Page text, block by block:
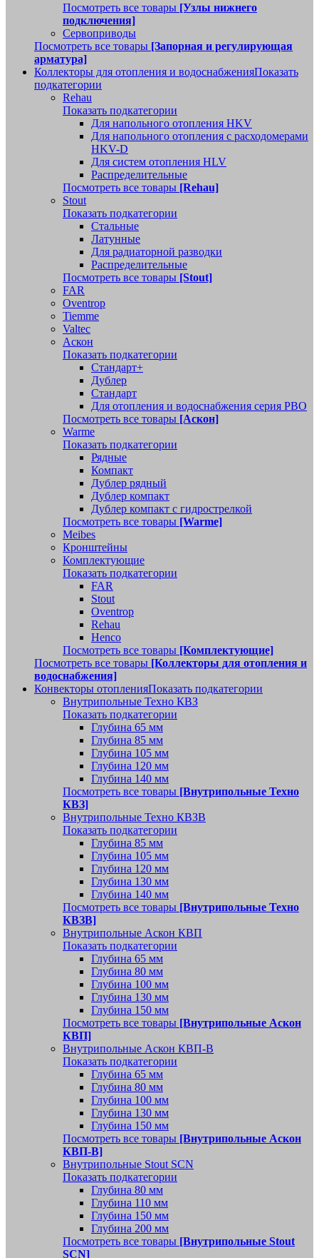
Посмотреть все товары [Узлы нижнего
подключения]
Сервоприводы
Посмотреть все товары [Запорная и регулирующая
арматура]
Коллекторы для отопления и водоснабженияПоказать
подкатегории
Rehau
Показать подкатегории
Для напольного отопления HKV
Для напольного отопления с расходомерами
HKV-D
Для систем отопления HLV
Распределительные
Посмотреть все товары [Rehau]
Stout
Показать подкатегории
Стальные
Латунные
Для радиаторной разводки
Распределительные
Посмотреть все товары [Stout]
FAR
Oventrop
Tiemme
Valtec
Аскон
Показать подкатегории
Стандарт+
Дублер
Стандарт
Для отопления и водоснабжения серия РВО
Посмотреть все товары [Аскон]
Warme
Показать подкатегории
Рядные
Компакт
Дублер рядный
Дублер компакт
Дублер компакт с гидрострелкой
Посмотреть все товары [Warme]
Meibes
Кронштейны
Комплектующие
Показать подкатегории
FAR
Stout
Oventrop
Rehau
Henco
Посмотреть все товары [Комплектующие]
Посмотреть все товары [Коллекторы для отопления и
водоснабжения]
Конвекторы отопленияПоказать подкатегории
Внутрипольные Техно КВЗ
Показать подкатегории
Глубина 65 мм
Глубина 85 мм
Глубина 105 мм
Глубина 120 мм
Глубина 140 мм
Посмотреть все товары [Внутрипольные Техно
КВЗ]
Внутрипольные Техно КВЗВ
Показать подкатегории
Глубина 85 мм
Глубина 105 мм
Глубина 120 мм
Глубина 130 мм
Глубина 140 мм
Посмотреть все товары [Внутрипольные Техно
КВЗВ]
Внутрипольные Аскон КВП
Показать подкатегории
Глубина 65 мм
Глубина 80 мм
Глубина 100 мм
Глубина 130 мм
Глубина 150 мм
Посмотреть все товары [Внутрипольные Аскон
КВП]
Внутрипольные Аскон КВП-В
Показать подкатегории
Глубина 65 мм
Глубина 80 мм
Глубина 100 мм
Глубина 130 мм
Глубина 150 мм
Посмотреть все товары [Внутрипольные Аскон
КВП-В]
Внутрипольные Stout SCN
Показать подкатегории
Глубина 80 мм
Глубина 110 мм
Глубина 150 мм
Глубина 200 мм
Посмотреть все товары [Внутрипольные Stout
SCN]